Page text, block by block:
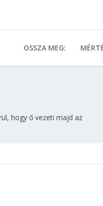
OSSZA MEG:
hogy ő vezeti majd az